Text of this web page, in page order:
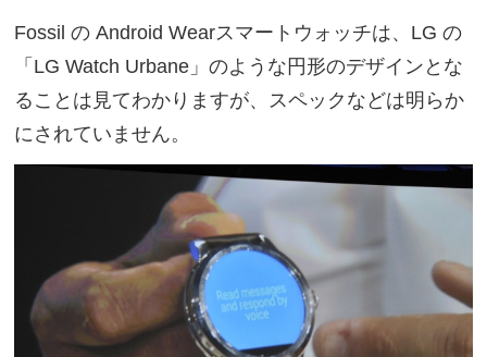
Fossil の Android Wearスマートウォッチは、LG の
「LG Watch Urbane」のような円形のデザインとな
ることは見てわかりますが、スペックなどは明らか
にされていません。